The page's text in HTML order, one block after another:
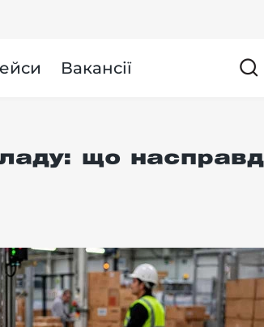
Вакансії
що